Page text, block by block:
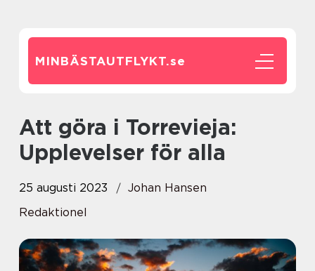
MINBÄSTAUTFLYKT.se
Att göra i Torrevieja:
Upplevelser för alla
25 augusti 2023
Johan Hansen
Redaktionel